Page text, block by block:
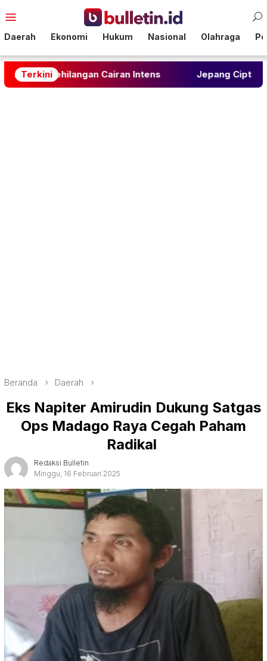
ke
Mobile
Daerah Ekonomi Hukum Nasional Olahraga
TerkiniCairan Intens Jepang Ciptakan “Kulkas
Beranda Daerah
Eks Napiter Amirudin Dukung Satgas
Ops Madago Raya Cegah Paham
Radikal
Redaksi Bulletin
Minggu, 16 Februari 2025